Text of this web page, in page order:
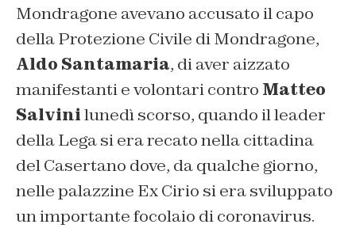
Mondragone avevano accusato il capo
della Protezione Civile di Mondragone,
Aldo Santamaria, di aver aizzato
manifestanti e volontari contro Matteo
Salvinilunedì scorso, quando il leader
della Lega si era recato nella cittadina
del Casertano dove, da qualche giorno,
nelle palazzine Ex Cirio si era sviluppato
un importante focolaio di coronavirus.